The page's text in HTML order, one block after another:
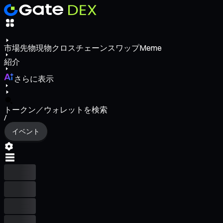
市場先物現物クロスチェーンスワップMeme
紹介
さらに表示
トークン／ウォレットを検索
/
イベント